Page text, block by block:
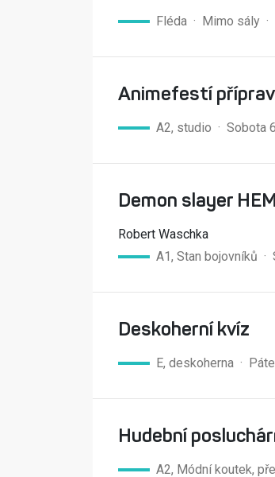
Fléda · Mimo sály ·
Animefestí
A2, studio · Sobota
Demon slayer
Robert Waschka
A1, Stan bojovníků ·
Deskoherní kvíz
E, deskoherna ·
Hudební
A2, Módní koutek,